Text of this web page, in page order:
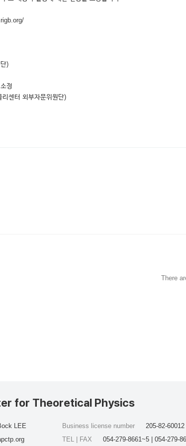
)
정
센터 외부자문위원단)
There
for Theoretical Physics
LEE
Business license number
205-82-60012
TEL | FAX
054-279-8661~5 | 054-279-